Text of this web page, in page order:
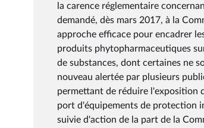
la carence réglementaire
demandé, dès mars 2017, à la
approche efficace pour encadrer
produits phytopharmaceutiques
de substances, dont certaines ne
nouveau alertée par plusieurs
permettant de réduire l'exposition
port d'équipements de protection
suivie d'action de la part de la